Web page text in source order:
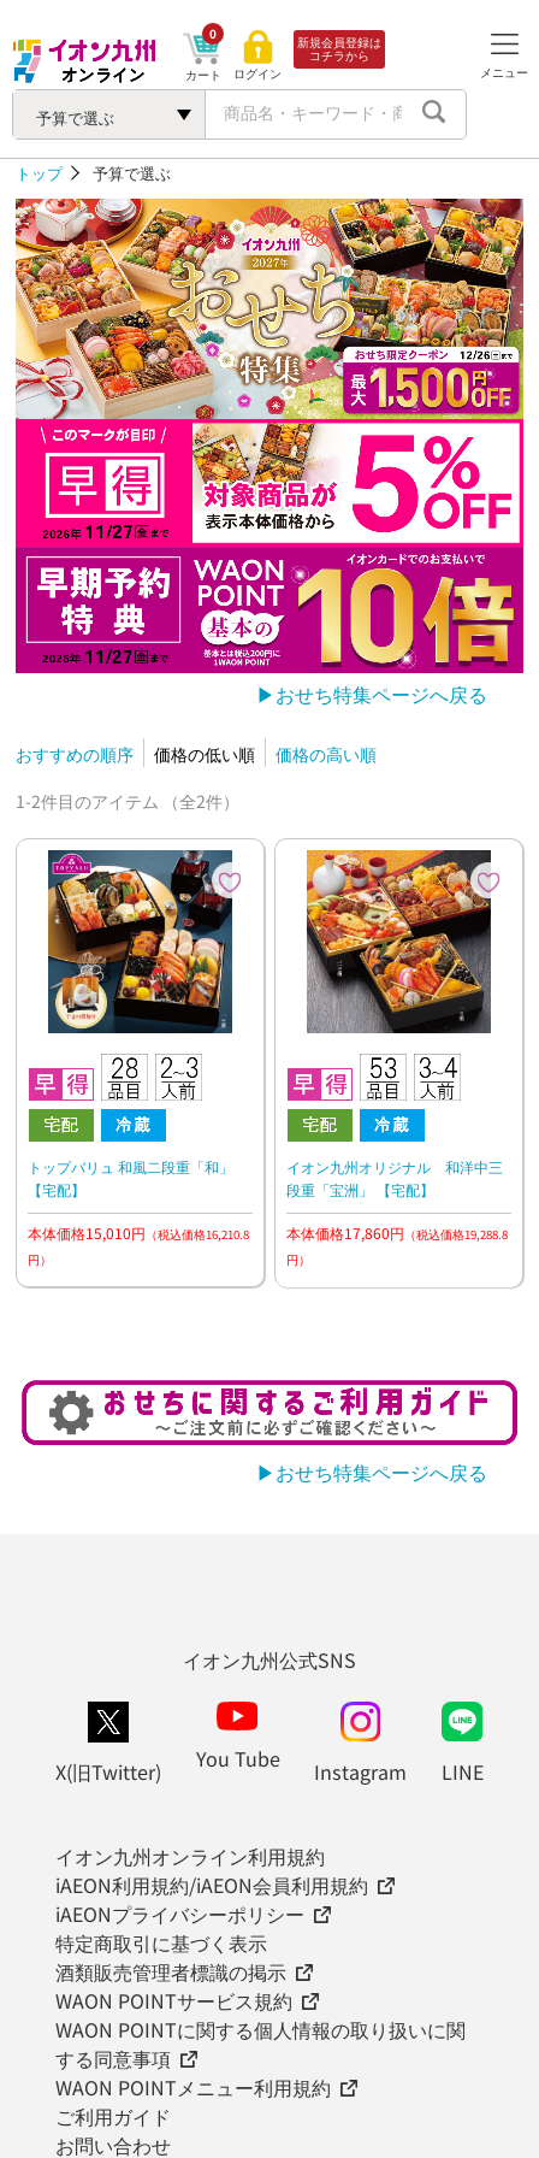
予算で選ぶ
カート
0
ログイン
新規会員登録は
コチラから
メニュー
トップ 予算で選ぶ
▶おせち特集ページへ戻る
おすすめの順序 価格の低い順
価格の高い順
1-2件目のアイテム （全2件）
トップバリュ 和風二段重「和」
【宅配】
本体価格15,010円 （税込価格16,210.8
円）
イオン九州オリジナル 和洋中三
段重「宝洲」 【宅配】
本体価格17,860円 （税込価格19,288.8
円）
▶おせち特集ページへ戻る
イオン九州公式SNS
X(旧Twitter) You Tube Instagram LINE
イオン九州オンライン利用規約
iAEON利用規約/iAEON会員利用規約
iAEONプライバシーポリシー
特定商取引に基づく表示
酒類販売管理者標識の掲示
WAON POINTサービス規約
WAON POINTに関する個人情報の取り扱いに関
する同意事項
WAON POINTメニュー利用規約
ご利用ガイド
お問い合わせ